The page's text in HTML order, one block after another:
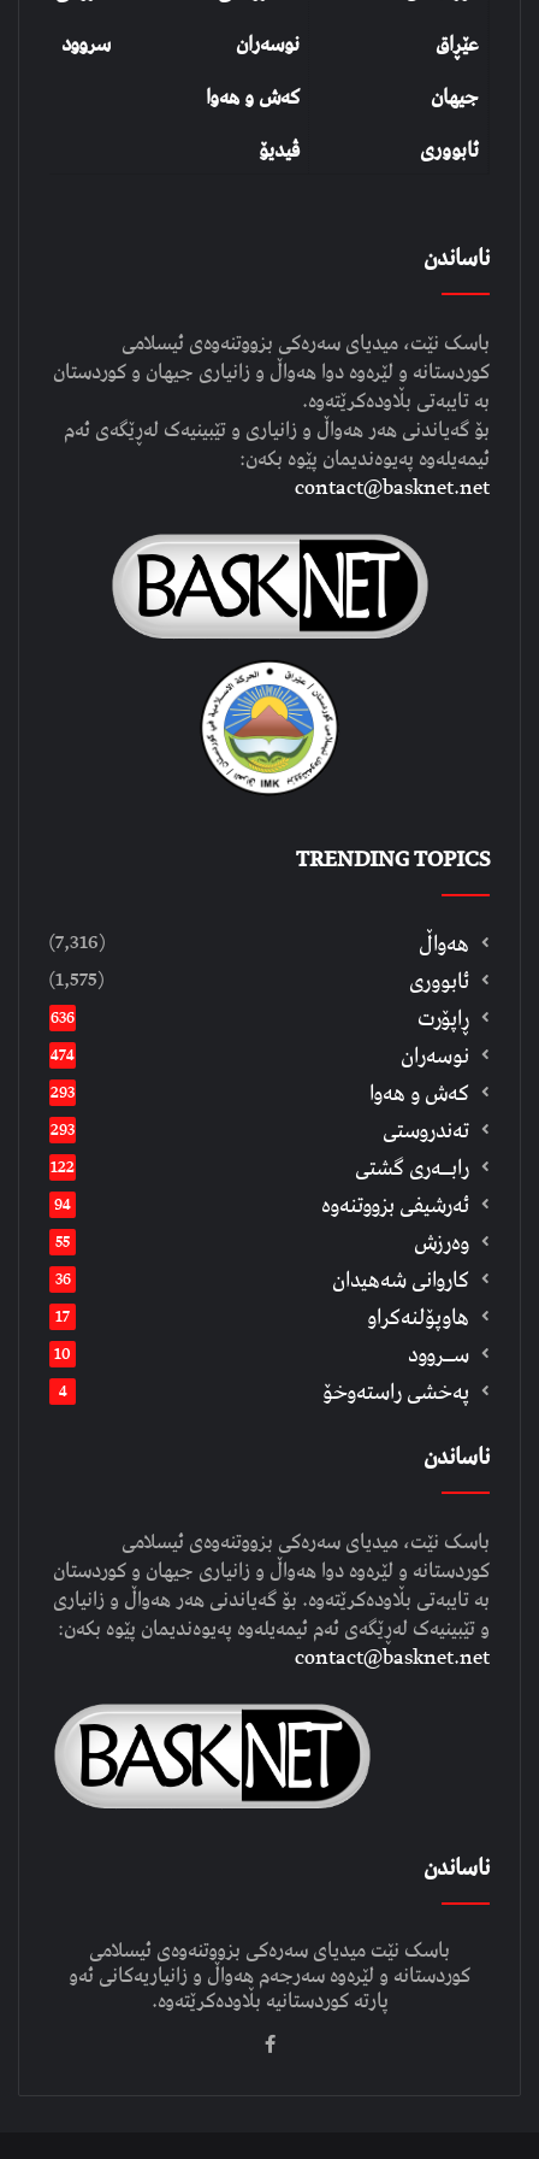
عێڕاق
جیهان
ئابووری
نوسەران
کەش و هەوا
ڤیدیۆ
سروود
ناساندن
باسک نێت، میدیای سەرەکی بزووتنەوەی ئیسلامی
کوردستانە و لێرەوە دوا هەواڵ و زانیاری جیهان و کوردستان
بە تایبەتی بڵاودەکرێتەوە.
بۆ گەیاندنی هەر هەواڵ و زانیاری و تێبینیەک لەڕێگەی ئەم
ئیمەیلەوە پەیوەندیمان پێوە بکەن:
contact@basknet.net
TRENDING TOPICS
هەواڵ (7,316)
ئابووری (1,575)
ڕاپۆرت 636
نوسەران 474
كەش و هەوا 293
تەندروستی 293
رابــه‌ری گشتی 122
ئەرشیفى بزووتنەوە 94
وەرزش 55
كاروانی شەهیدان 36
هاوپۆلنەكراو 17
ســروود 10
په‌خشی راسته‌وخۆ 4
ناساندن
باسک نێت، میدیای سەرەکی بزووتنەوەی ئیسلامی
کوردستانە و لێرەوە دوا هەواڵ و زانیاری جیهان و کوردستان
بە تایبەتی بڵاودەکرێتەوە. بۆ گەیاندنی هەر هەواڵ و زانیاری
و تێبینیەک لەڕێگەی ئەم ئیمەیلەوە پەیوەندیمان پێوە بکەن:
contact@basknet.net
ناساندن
باسک نێت میدیای سەرەکی بزووتنەوەی ئیسلامی
کوردستانە و لێرەوە سەرجەم هەواڵ و زانیاریەکانی ئەو
پارتە کوردستانیە بڵاودەکرێتەوە.